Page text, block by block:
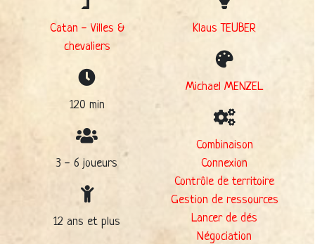
Catan - Villes &
chevaliers
120 min
3 - 6 joueurs
12 ans et plus
Klaus TEUBER
Michael MENZEL
Combinaison
Connexion
Contrôle de territoire
Gestion de ressources
Lancer de dés
Négociation